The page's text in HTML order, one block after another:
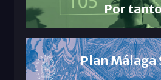
Por
Plan Málaga